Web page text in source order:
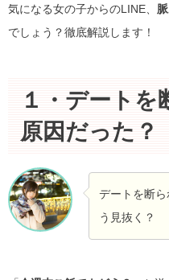
気になる女の子からのLINE、
でしょう？徹底解説します！
１・デートを
原因だった？
デートを断
う見抜く？